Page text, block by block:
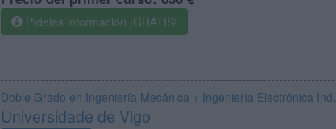
Pídeles información ¡GRATIS!
Doble Grado en Ingeniería Mecánica + Ingeniería Electrónica
Universidade de Vigo